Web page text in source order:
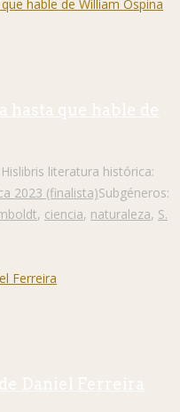
hasta que hable de
literatura histórica:
2023 (finalista)Subgéneros:
, ciencia, naturaleza, S.
Daniel Ferreira